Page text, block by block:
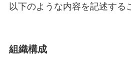
以下のような内容を記述する
組織構成